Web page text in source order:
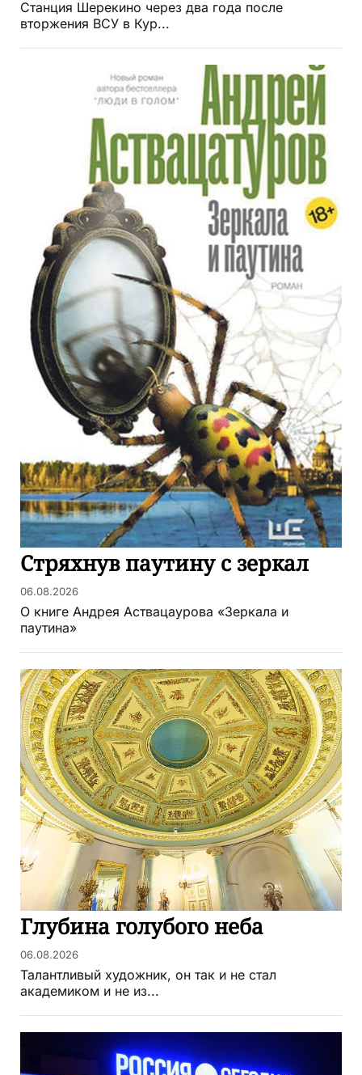
Станция Шерекино через два года после
вторжения ВСУ в Кур...
Стряхнув паутину с зеркал
06.08.2026
О книге Андрея Аствацаурова «Зеркала и
паутина»
Глубина голубого неба
06.08.2026
Талантливый художник, он так и не стал
академиком и не из...